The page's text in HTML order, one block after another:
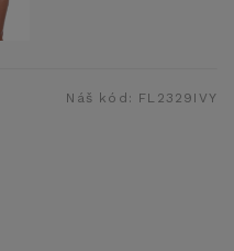
Náš kód: FL2329IVY